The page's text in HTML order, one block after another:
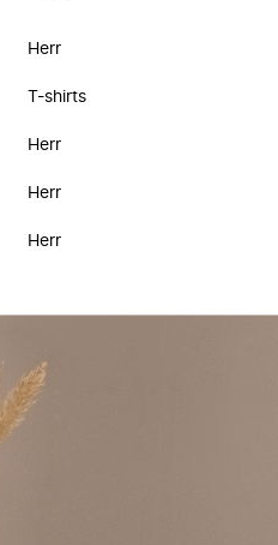
Herr
T-shirts
Herr
Herr
Herr